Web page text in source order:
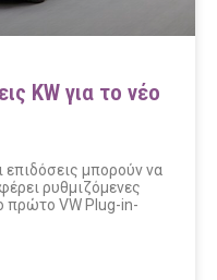
KW για το νέο
επιδόσεις μπορούν να
ρυθμιζόμενες
πρώτο VW Plug-in-